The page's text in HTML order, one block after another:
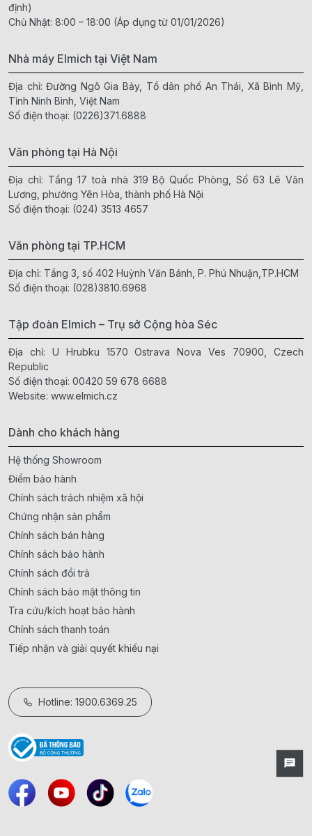
định)
Chủ Nhật: 8:00 – 18:00 (Áp dụng từ 01/01/2026)
Nhà máy Elmich tại Việt Nam
Địa chỉ: Đường Ngô Gia Bảy, Tổ dân phố An Thái, Xã Bình Mỹ,
Tỉnh Ninh Bình, Việt Nam
Số điện thoại: (0226)371.6888
Văn phòng tại Hà Nội
Địa chỉ: Tầng 17 toà nhà 319 Bộ Quốc Phòng, Số 63 Lê Văn
Lương, phường Yên Hòa, thành phố Hà Nội
Số điện thoại: (024) 3513 4657
Văn phòng tại TP.HCM
Địa chỉ: Tầng 3, số 402 Huỳnh Văn Bánh, P. Phú Nhuận,TP.HCM
Số điện thoại: (028)3810.6968
Tập đoàn Elmich – Trụ sở Cộng hòa Séc
Địa chỉ: U Hrubku 1570 Ostrava Nova Ves 70900, Czech
Republic
Số điện thoại: 00420 59 678 6688
Website: www.elmich.cz
Dành cho khách hàng
Hệ thống Showroom
Điểm bảo hành
Chính sách trách nhiệm xã hội
Chứng nhận sản phẩm
Chính sách bán hàng
Chính sách bảo hành
Chính sách đổi trả
Chính sách bảo mật thông tin
Tra cứu/kích hoạt bảo hành
Chính sách thanh toán
Tiếp nhận và giải quyết khiếu nại
Hotline: 1900.6369.25